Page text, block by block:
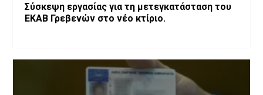
Σύσκεψη εργασίας για τη μετεγκατάσταση του
ΕΚΑΒ Γρεβενών στο νέο κτίριο.